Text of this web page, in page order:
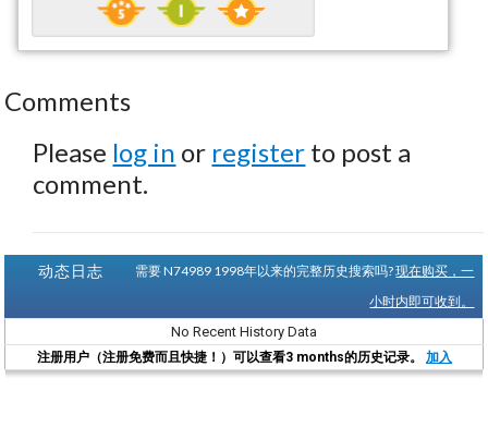
Comments
Please log in or register to post a
comment.
动态日志 需要 N74989 1998年以来的完整历史搜索吗?现在购买，一
小时内即可收到。
No Recent History Data
注册用户（注册免费而且快捷！）可以查看3 months的历史记录。 加入